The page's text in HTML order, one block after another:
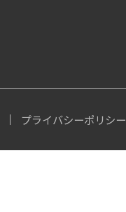
プライバシーポリシー